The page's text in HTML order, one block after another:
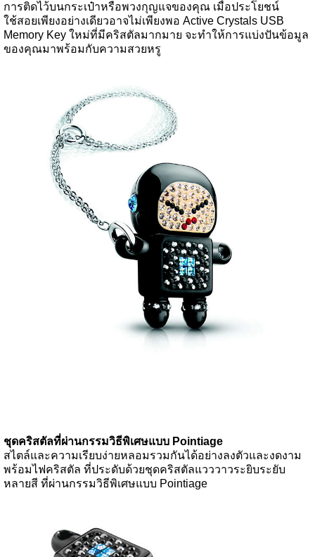
การติดไว้บนกระเป๋าหรือพวงกุญแจของคุณ เมื่อประโยชน์
ใช้สอยเพียงอย่างเดียวอาจไม่เพียงพอ Active Crystals USB
Memory Key ใหม่ที่มีคริสตัลมากมาย จะทำให้การแบ่งปันข้อมูล
ของคุณมาพร้อมกับความสวยหรู
ชุดคริสตัลที่ผ่านกรรมวิธีพิเศษแบบ Pointiage
สไตล์และความเรียบง่ายหลอมรวมกันได้อย่างลงตัวและงดงาม
พร้อมไฟคริสตัล ที่ประดับด้วยชุดคริสตัลแวววาวระยิบระยับ
หลายสี ที่ผ่านกรรมวิธีพิเศษแบบ Pointiage